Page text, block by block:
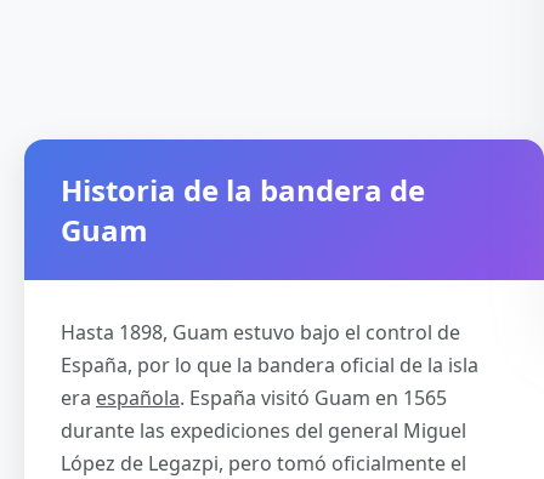
Historia de la bandera de
Guam
Hasta 1898, Guam estuvo bajo el control de
España, por lo que la bandera oficial de la isla
era española. España visitó Guam en 1565
durante las expediciones del general Miguel
López de Legazpi, pero tomó oficialmente el